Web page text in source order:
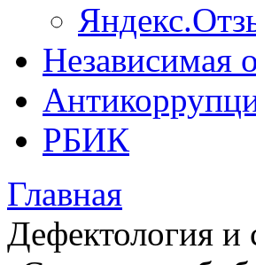
Независимая
РБИК
Главная
Дефектология и